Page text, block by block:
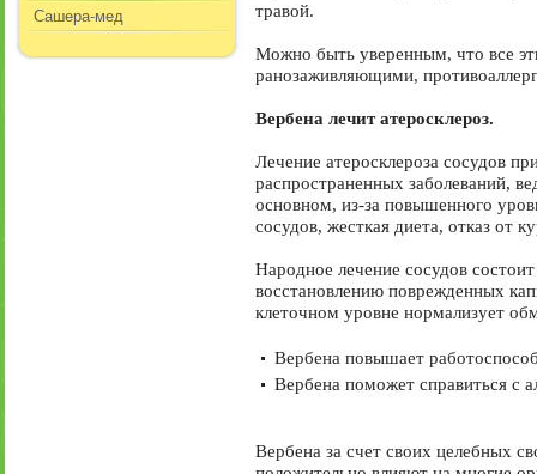
Сашера-мед
травой.
Можно быть уверенным, что все
ранозаживляющими,
Вербена лечит атеросклероз.
Лечение атеросклероза сосудов
распространенных заболеваний,
основном, из-за повышенного
сосудов, жесткая диета, отказ от
Народное лечение сосудов
восстановлению поврежденных
клеточном уровне нормализует
Вербена повышает
Вербена поможет справиться с
Вербена за счет своих целебных